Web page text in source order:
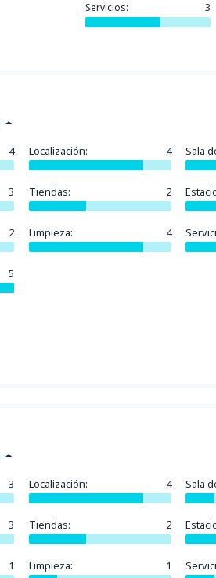
Servicios: 3
4 Localización: 4 Sala
3 Tiendas: 2
2 Limpieza: 4
5
3 Localización: 4 Sala
3 Tiendas: 2
1 Limpieza: 1